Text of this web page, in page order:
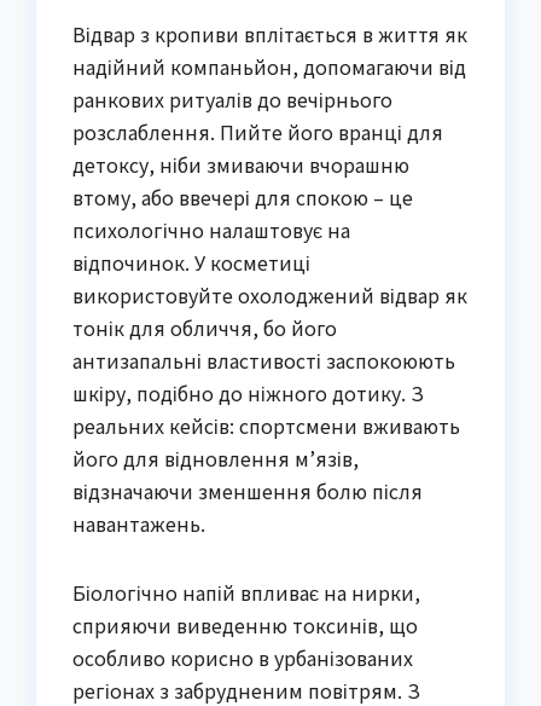
Відвар з кропиви вплітається в життя як
надійний компаньйон, допомагаючи від
ранкових ритуалів до вечірнього
розслаблення. Пийте його вранці для
детоксу, ніби змиваючи вчорашню
втому, або ввечері для спокою – це
психологічно налаштовує на
відпочинок. У косметиці
використовуйте охолоджений відвар як
тонік для обличчя, бо його
антизапальні властивості заспокоюють
шкіру, подібно до ніжного дотику. З
реальних кейсів: спортсмени вживають
його для відновлення м’язів,
відзначаючи зменшення болю після
навантажень.
Біологічно напій впливає на нирки,
сприяючи виведенню токсинів, що
особливо корисно в урбанізованих
регіонах з забрудненим повітрям. З